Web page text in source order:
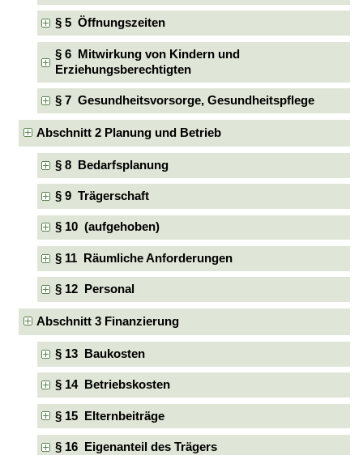
§ 5 Öffnungszeiten
§ 6 Mitwirkung von Kindern und
Erziehungsberechtigten
§ 7 Gesundheitsvorsorge, Gesundheitspflege
Abschnitt 2 Planung und Betrieb
§ 8 Bedarfsplanung
§ 9 Trägerschaft
§ 10 (aufgehoben)
§ 11 Räumliche Anforderungen
§ 12 Personal
Abschnitt 3 Finanzierung
§ 13 Baukosten
§ 14 Betriebskosten
§ 15 Elternbeiträge
§ 16 Eigenanteil des Trägers